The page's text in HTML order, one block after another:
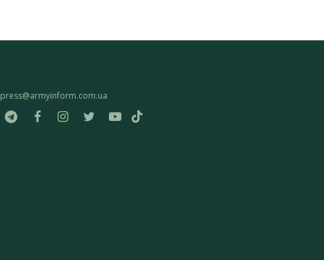
press@armyinform.com.ua